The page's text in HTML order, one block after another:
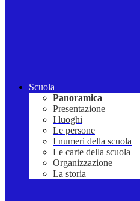
Scuola
Panoramica
Presentazione
I luoghi
Le persone
I numeri della scuola
Le carte della scuola
Organizzazione
La storia